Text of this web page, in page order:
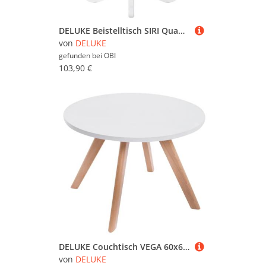
DELUKE Beistelltisch SIRI Quadratisch 50x50x65cm Holz Natura-Weiß Kleiner Tisch Couchtisch für Wohnzimmer
von DELUKE
gefunden bei OBI
103,90 €
DELUKE Couchtisch VEGA 60x60x40cm Holz Natura Beistelltisch Kleiner Tisch Wohnzimmer
von DELUKE